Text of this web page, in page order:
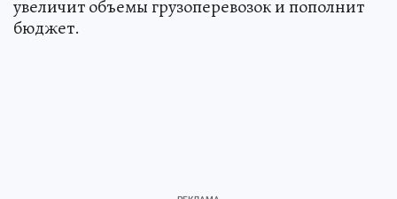
увеличит объемы грузоперевозок и пополнит
бюджет.